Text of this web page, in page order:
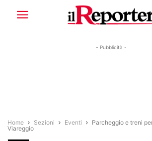
- Pubblicità -
Home Sezioni Eventi
Parcheggio e treni
Viareggio